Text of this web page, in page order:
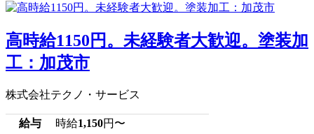
高時給1150円。未経験者大歓迎。塗装加
工：加茂市
株式会社テクノ・サービス
給与 時給1,150円〜